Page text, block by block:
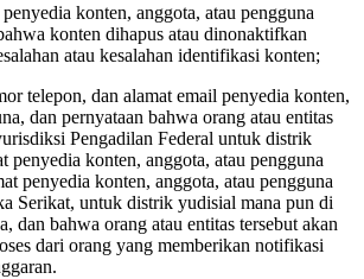
konten, anggota, atau pengguna
konten dihapus atau dinonaktifkan
atau kesalahan identifikasi konten;
telepon, dan alamat email penyedia konten,
dan pernyataan bahwa orang atau entitas
Pengadilan Federal untuk distrik
penyedia konten, anggota, atau pengguna
penyedia konten, anggota, atau pengguna
Serikat, untuk distrik yudisial mana pun di
dan bahwa orang atau entitas tersebut akan
dari orang yang memberikan notifikasi